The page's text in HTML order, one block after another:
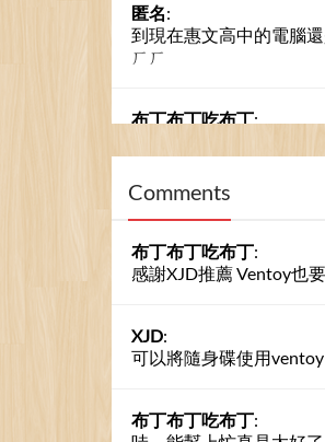
匿名:
到現在惠文高中的電腦
ㄏㄏ
布丁布丁吃布丁:
示大家的留言了。我們
吧！
Comments
布丁布丁吃布丁:
感謝XJD推薦 Ventoy也要
XJD:
可以將隨身碟使用ventoy
布丁布丁吃布丁: